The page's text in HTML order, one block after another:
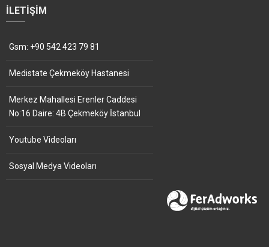
İLETIŞIM
Gsm: +90 542 423 79 81
Medistate Çekmeköy Hastanesi
Merkez Mahallesi Erenler Caddesi
No:16 Daire: 4B Çekmeköy İstanbul
Youtube Videoları
Sosyal Medya Videoları